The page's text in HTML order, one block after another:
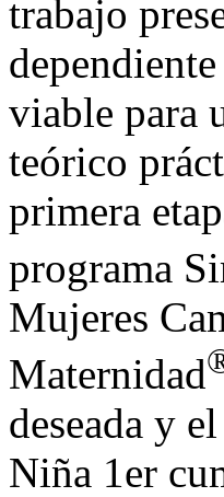
trabajo
viable para
teórico
primera
programa
Mujeres
Maternidad
deseada y
Niña 1er